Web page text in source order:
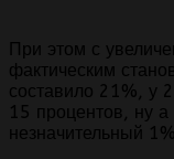
При этом с
фактическим
составило 21%, у
15 процентов, ну
незначительный